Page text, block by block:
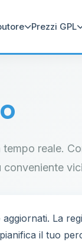
Prezzi GPL
reale.
La
il tuo